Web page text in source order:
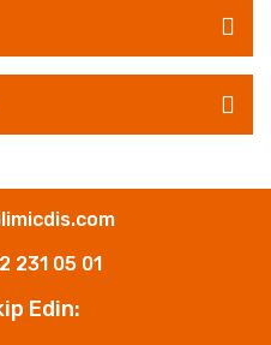
231 05 01
Edin: